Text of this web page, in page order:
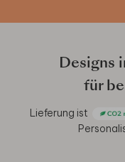
Designs
für
Lieferung ist